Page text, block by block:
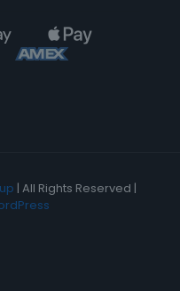
| All Rights Reserved |